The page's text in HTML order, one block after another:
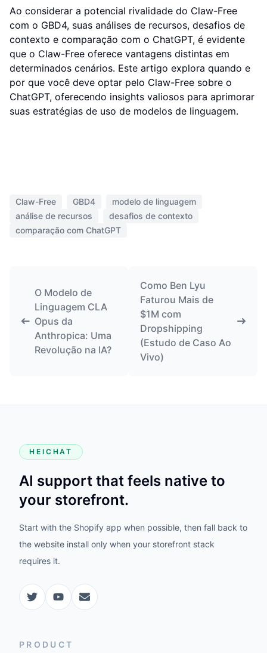
Ao considerar a potencial rivalidade do Claw-Free
com o GBD4, suas análises de recursos, desafios de
contexto e comparação com o ChatGPT, é evidente
que o Claw-Free oferece vantagens distintas em
determinados cenários. Este artigo explora quando e
por que você deve optar pelo Claw-Free sobre o
ChatGPT, oferecendo insights valiosos para aprimorar
suas estratégias de uso de modelos de linguagem.
Claw-Free GBD4
modelo de linguagem
análise de recursos
desafios de contexto
comparação com ChatGPT
O Modelo de
Linguagem CLA
Opus da
Anthropica: Uma
Revolução na IA?
Como Ben Lyu
Faturou Mais de
$1M com
Dropshipping
(Estudo de Caso Ao
Vivo)
HEICHAT
AI support that feels native to
your storefront.
Start with the Shopify app when possible, then fall back to
the website install only when your storefront stack
requires it.
PRODUCT